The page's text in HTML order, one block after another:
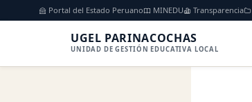
Portal del Estado Peruano MINEDU Transparencia
UGEL PARINACOCHAS
UNIDAD DE GESTIÓN EDUCATIVA LOCAL